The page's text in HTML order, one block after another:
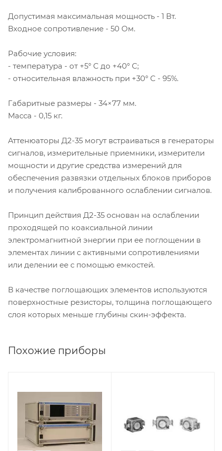
Допустимая максимальная мощность - 1 Вт.
Входное сопротивление - 50 Ом.
Рабочие условия:
- температура - от +5° С до +40° С;
- относительная влажность при +30° С - 95%.
Габаритные размеры - 34×77 мм.
Масса - 0,15 кг.
Аттенюаторы Д2-35 могут встраиваться в генераторы
сигналов, измерительные приемники, измерители
мощности и другие средства измерений для
обеспечения развязки отдельных блоков приборов
и получения калиброванного ослаблении сигналов.
Принцип действия Д2-35 основан на ослаблении
проходящей по коаксиальной линии
электромагнитной энергии при ее поглощении в
элементах линии с активными сопротивлениями
или делении ее с помощью емкостей.
В качестве поглощающих элементов используются
поверхностные резисторы, толщина поглощающего
слоя которых меньше глубины скин-эффекта.
Похожие приборы